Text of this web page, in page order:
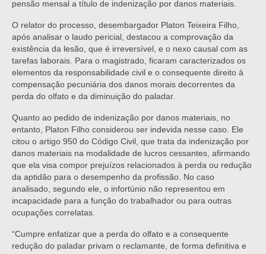
pensão mensal a título de indenização por danos materiais.
O relator do processo, desembargador Platon Teixeira Filho,
após analisar o laudo pericial, destacou a comprovação da
existência da lesão, que é irreversível, e o nexo causal com as
tarefas laborais. Para o magistrado, ficaram caracterizados os
elementos da responsabilidade civil e o consequente direito à
compensação pecuniária dos danos morais decorrentes da
perda do olfato e da diminuição do paladar.
Quanto ao pedido de indenização por danos materiais, no
entanto, Platon Filho considerou ser indevida nesse caso. Ele
citou o artigo 950 do Código Civil, que trata da indenização por
danos materiais na modalidade de lucros cessantes, afirmando
que ela visa compor prejuízos relacionados à perda ou redução
da aptidão para o desempenho da profissão. No caso
analisado, segundo ele, o infortúnio não representou em
incapacidade para a função do trabalhador ou para outras
ocupações correlatas.
“Cumpre enfatizar que a perda do olfato e a consequente
redução do paladar privam o reclamante, de forma definitiva e